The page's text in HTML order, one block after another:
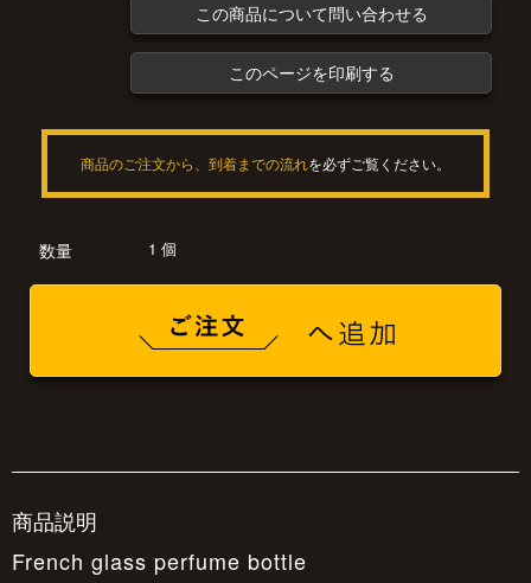
この商品について問い合わせる
このページを印刷する
商品のご注文から、到着までの流れを必ずご覧ください。
数量 1 個
商品説明
French glass perfume bottle